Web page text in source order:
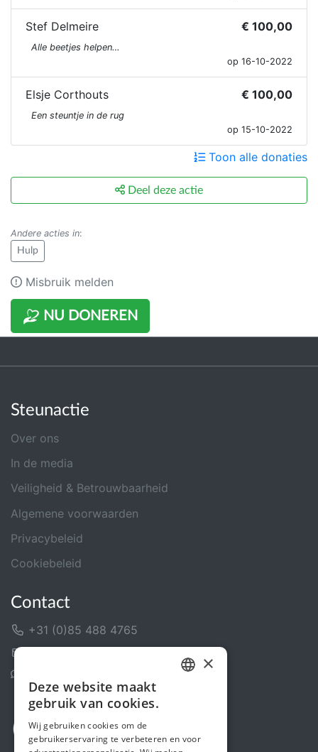
NU DONEREN
Stef Delmeire € 100,00
Alle beetjes helpen…
op 16-10-2022
Elsje Corthouts € 100,00
Een steuntje in de rug
op 15-10-2022
Toon alle donaties
Deel deze actie
Andere acties in:
Hulp
Misbruik melden
Steunactie
Over ons
In de media
Veiligheid & Betrouwbaarheid
Algemene voorwaarden
Privacybeleid
Cookiebeleid
Contact
+31 (0)85 488 4765
ENGLISH
×
Deze website maakt
gebruik van cookies.
Wij gebruiken cookies om de
gebruikerservaring te verbeteren en voor